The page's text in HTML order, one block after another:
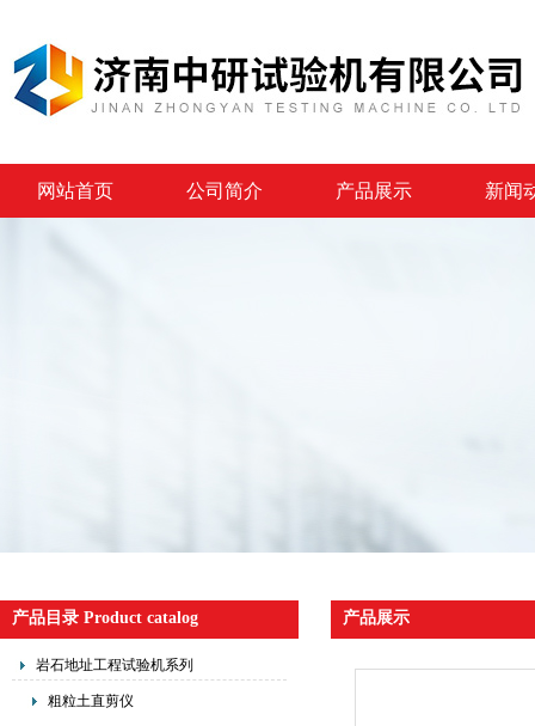
网站首页 公司简介 产品展示 新闻
产品目录 Product catalog
岩石地址工程试验机系列
粗粒土直剪仪
产品展示